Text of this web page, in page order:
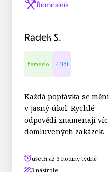
Řemeslník
Radek S.
řemeslo 4 lidi
Každá poptávka se mění
v jasný úkol. Rychlé
odpovědi znamenají víc
domluvených zakázek.
ušetří až 3 hodiny týdně
3 nástroje